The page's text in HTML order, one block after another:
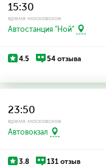
15:30
время московское
Автостанция "Ной"
4.5 54 отзыва
23:50
время московское
Автовокзал
3.8 131 отзыв